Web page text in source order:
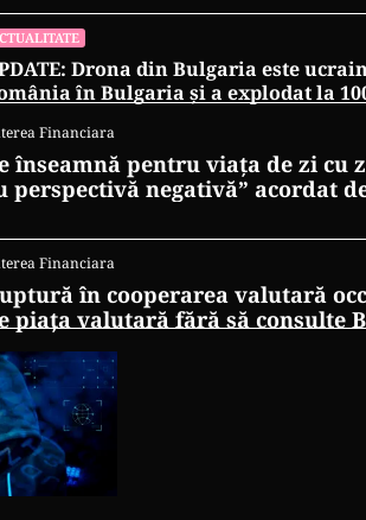
Drona din Bulgaria este
în Bulgaria şi a explodat la
Financiara
înseamnă pentru viața de zi cu
perspectivă negativă” acordat
Financiara
în cooperarea valutară
piața valutară fără să consulte